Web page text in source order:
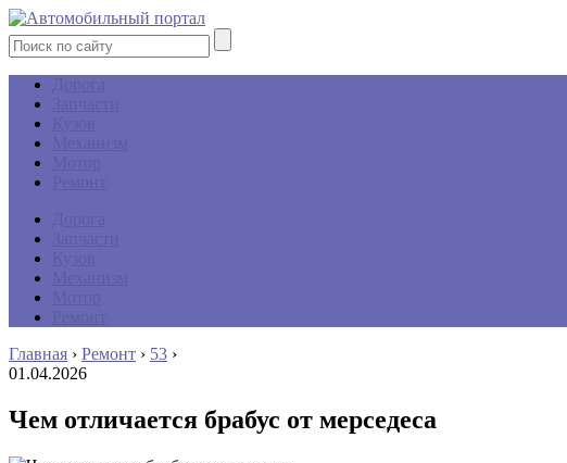
Главная › Ремонт › 53 ›
01.04.2026
Чем отличается брабус от мерседеса